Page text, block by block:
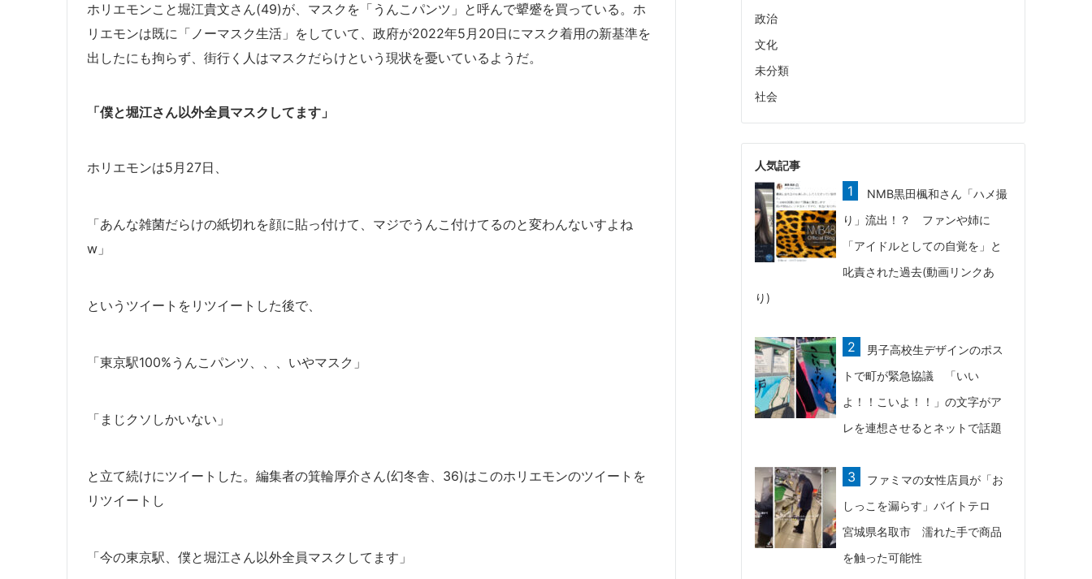
ホリエモンこと堀江貴文さん(49)が、マスクを「うんこパンツ」と呼んで顰蹙を買っている。ホ
リエモンは既に「ノーマスク生活」をしていて、政府が2022年5月20日にマスク着用の新基準を
出したにも拘らず、街行く人はマスクだらけという現状を憂いているようだ。
「僕と堀江さん以外全員マスクしてます」
ホリエモンは5月27日、
「あんな雑菌だらけの紙切れを顔に貼っ付けて、マジでうんこ付けてるのと変わんないすよね
w」
というツイートをリツイートした後で、
「東京駅100%うんこパンツ、、、いやマスク」
「まじクソしかいない」
と立て続けにツイートした。編集者の箕輪厚介さん(幻冬舎、36)はこのホリエモンのツイートを
リツイートし
「今の東京駅、僕と堀江さん以外全員マスクしてます」
政治
文化
未分類
社会
人気記事
NMB黒田楓和さん「ハメ撮
り」流出！？ ファンや姉に
「アイドルとしての自覚を」と
叱責された過去(動画リンクあ
り)
男子高校生デザインのポス
トで町が緊急協議 「いい
よ！！こいよ！！」の文字がア
レを連想させるとネットで話題
ファミマの女性店員が「お
しっこを漏らす」バイトテロ
宮城県名取市 濡れた手で商品
を触った可能性